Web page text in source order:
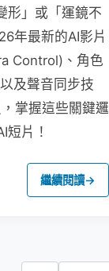
形」或「運鏡不
年最新的AI影片
Control)、角色
及聲音同步技
掌握這些關鍵邏
片！
繼續閱讀→